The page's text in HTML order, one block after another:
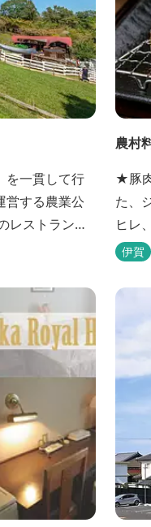
を一貫して行
営する農業公
レストラン・
んぼやいか
は、ミニブタ
ーづくりやパ
食農体験プロ
農村
★豚
た、
ヒレ
減を
す。 ★手作りのお蕎麦をお楽しみいただけます！ お
蕎
や三
なが
伊賀